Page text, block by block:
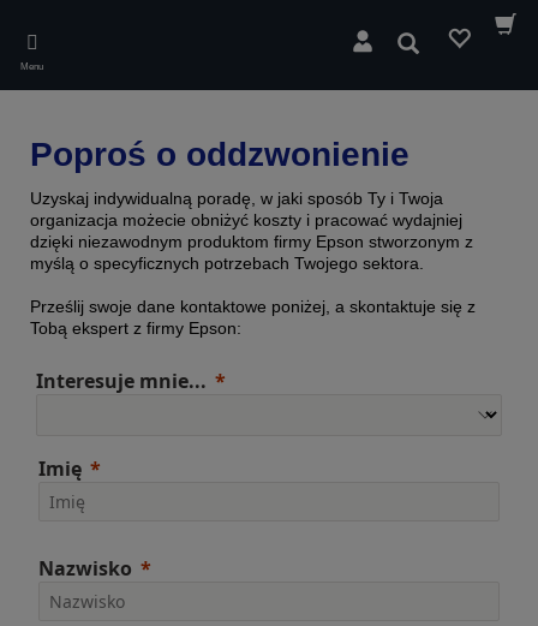
main
content
Menu
Wyszukaj
Poproś o oddzwonienie
Uzyskaj indywidualną poradę, w jaki sposób Ty i Twoja
organizacja możecie obniżyć koszty i pracować wydajniej
dzięki niezawodnym produktom firmy Epson stworzonym z
myślą o specyficznych potrzebach Twojego sektora.
Prześlij swoje dane kontaktowe poniżej, a skontaktuje się z
Tobą ekspert z firmy Epson:
Interesuje mnie...
Imię
Nazwisko